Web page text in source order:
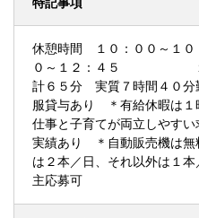
休憩時間 １０：００
０～１２：４５ １５
計６５分 実質７時間４
服貸与あり ＊有給休暇は
仕事と子育てが両立しやす
実績あり ＊自動販売機は無
は２本／日、それ以外は
主応募可